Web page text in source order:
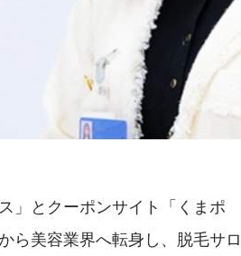
」とクーポンサイト「くまポ
ら美容業界へ転身し、脱毛サロ